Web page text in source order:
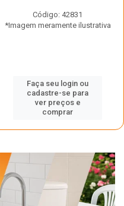
Código: 42831
*Imagem meramente ilustrativa
Faça seu login ou
cadastre-se para
ver preços e
comprar